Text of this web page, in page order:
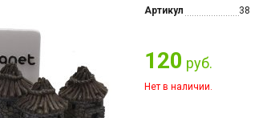
Артикул 38
120 руб.
Нет в наличии.